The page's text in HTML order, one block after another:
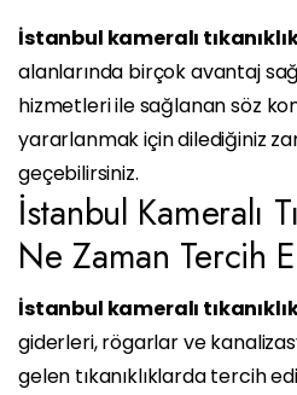
İstanbul kameralı
alanlarında birçok avantaj
hizmetleri ile sağlanan söz
yararlanmak için dilediğiniz
geçebilirsiniz.
İstanbul Kameralı
Ne Zaman Tercih
İstanbul kameralı
giderleri, rögarlar ve
gelen tıkanıklıklarda tercih